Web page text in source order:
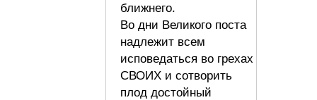
ближнего.
Во дни Великого поста
надлежит всем
исповедаться во грехах
СВОИХ и сотворить
плод достойный